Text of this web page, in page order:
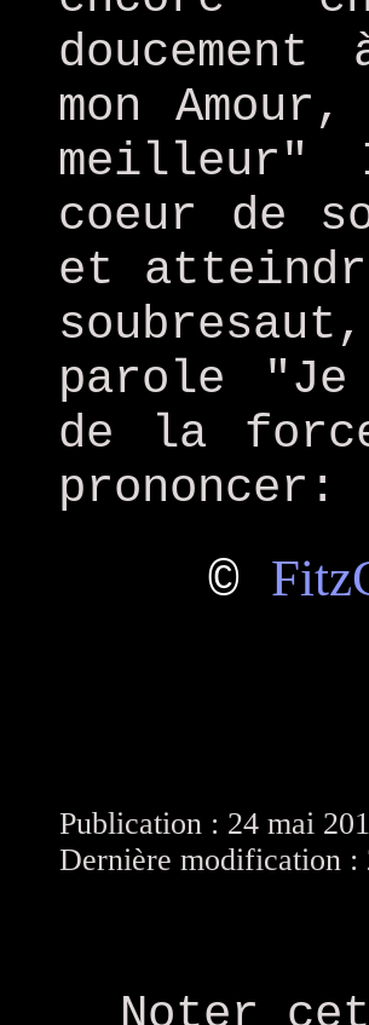
mon
coeur de
et
parole
de la
©
Publication : 24 mai
Dernière modification :